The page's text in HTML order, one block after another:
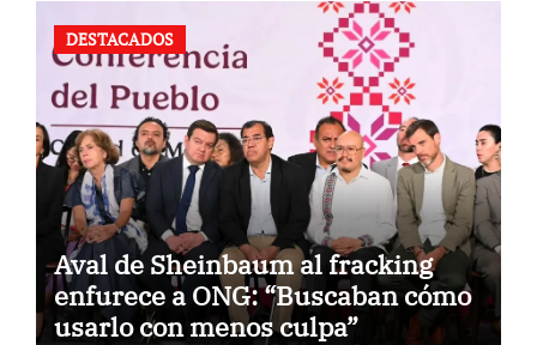
DESTACADOS
Aval de Sheinbaum al fracking
enfurece a ONG: “Buscaban cómo
usarlo con menos culpa”